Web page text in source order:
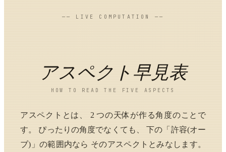
── LIVE COMPUTATION ──
アスペクト早見表
HOW TO READ THE FIVE ASPECTS
アスペクトとは、 2 つの天体が作る角度のことで
す。 ぴったりの角度でなくても、 下の「許容(オー
ブ)」の範囲内なら そのアスペクトとみなします。